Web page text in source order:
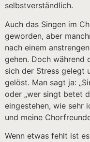
selbstverständlich.
Auch das Singen im
geworden, aber
nach einem
gehen. Doch während
sich der Stress gelegt
gelöst. Man sagt ja:
oder „wer singt betet
eingestehen, wie sehr
und meine
Wenn etwas fehlt ist